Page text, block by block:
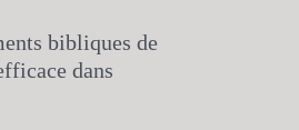
bibliques de
dans